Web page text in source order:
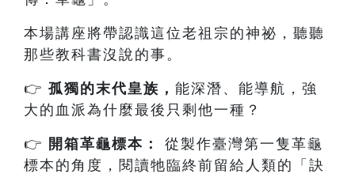
本場講座將帶認識這位老祖宗的神祕，聽聽
那些教科書沒說的事。
👉 孤獨的末代皇族 ， 能深潛、能導航，強
大的血派為什麼最後只剩他一種？
👉 開箱革龜標本：
從製作臺灣第一隻革龜
標本的角度，閱讀牠臨終前留給人類的「訣